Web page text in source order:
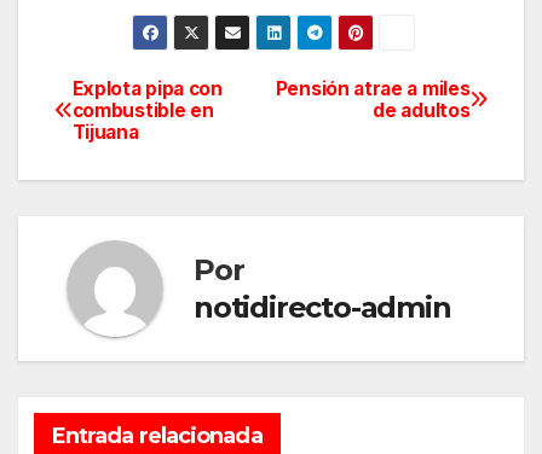
Navegación
de
Pensión atrae a miles
de adultos
Explota pipa con
combustible en
Tijuana
Por
notidirecto-admin
Entrada relacionada